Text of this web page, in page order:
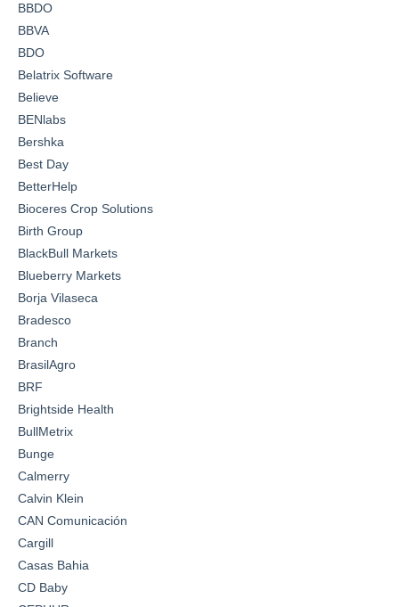
BBDO
BBVA
BDO
Belatrix Software
Believe
BENlabs
Bershka
Best Day
BetterHelp
Bioceres Crop Solutions
Birth Group
BlackBull Markets
Blueberry Markets
Borja Vilaseca
Bradesco
Branch
BrasilAgro
BRF
Brightside Health
BullMetrix
Bunge
Calmerry
Calvin Klein
CAN Comunicación
Cargill
Casas Bahia
CD Baby